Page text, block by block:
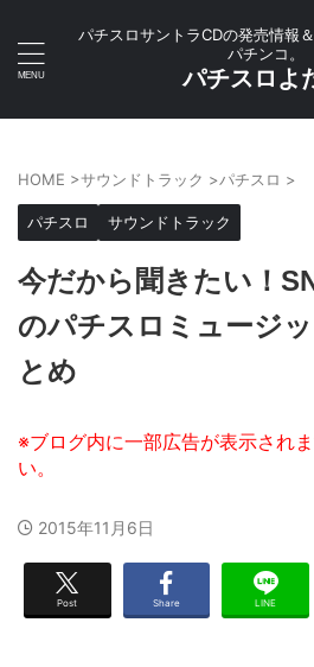
パチスロサントラCDの発売情報
パチンコ。
パチスロよ
HOME >サウンドトラック >パチスロ >
パチスロ サウンドトラック
今だから聞きたい！
のパチスロミュージ
とめ
2015年11月6日
Post Share LINE